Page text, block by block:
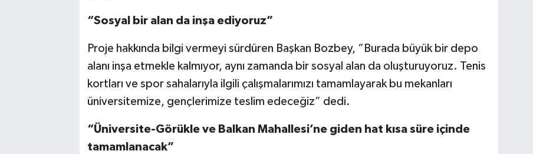
“Sosyal bir alan da inşa ediyoruz”
Proje hakkında bilgi vermeyi sürdüren Başkan Bozbey, “Burada büyük bir depo
alanı inşa etmekle kalmıyor, aynı zamanda bir sosyal alan da oluşturuyoruz. Tenis
kortları ve spor sahalarıyla ilgili çalışmalarımızı tamamlayarak bu mekanları
üniversitemize, gençlerimize teslim edeceğiz” dedi.
“Üniversite-Görükle ve Balkan Mahallesi’ne giden hat kısa süre içinde
tamamlanacak”